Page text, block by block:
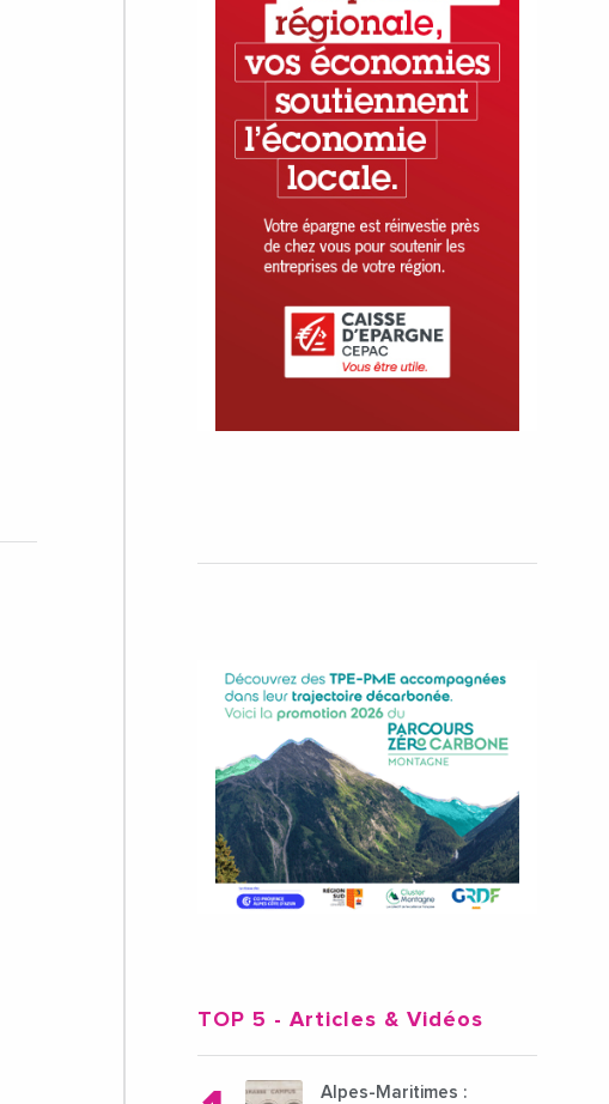
TOP 5 - Articles & Vidéos
Alpes-Maritimes :